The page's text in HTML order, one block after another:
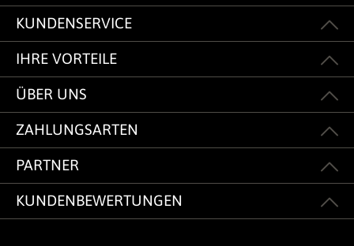
KUNDENSERVICE
IHRE VORTEILE
ÜBER UNS
ZAHLUNGSARTEN
PARTNER
KUNDENBEWERTUNGEN